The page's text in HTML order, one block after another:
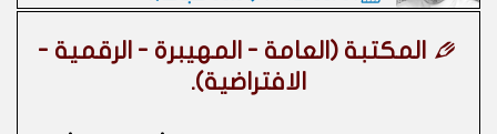
المكتبة (العامة - المهيبرة - الرقمية -
الافتراضية).